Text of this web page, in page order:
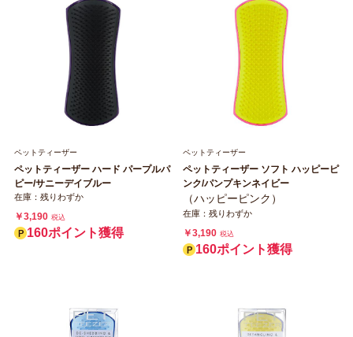
ペットティーザー
ペットティーザー ハード パープルパ
ピー/サニーデイブルー
在庫：残りわずか
￥3,190 税込
160ポイント獲得
ペットティーザー
ペットティーザー ソフト ハッピーピ
ンク/パンプキンネイビー
（ハッピーピンク）
在庫：残りわずか
￥3,190 税込
160ポイント獲得